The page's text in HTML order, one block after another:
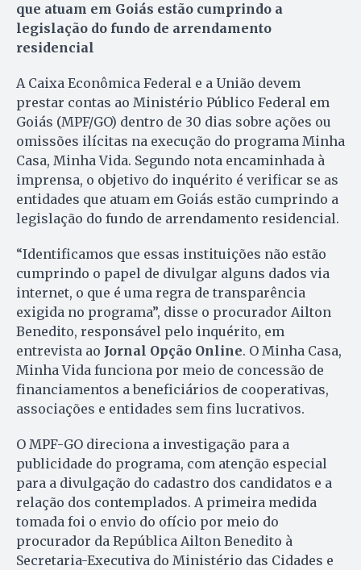
que atuam em Goiás estão cumprindo a
legislação do fundo de arrendamento
residencial
A Caixa Econômica Federal e a União devem
prestar contas ao Ministério Público Federal em
Goiás (MPF/GO) dentro de 30 dias sobre ações ou
omissões ilícitas na execução do programa Minha
Casa, Minha Vida. Segundo nota encaminhada à
imprensa, o objetivo do inquérito é verificar se as
entidades que atuam em Goiás estão cumprindo a
legislação do fundo de arrendamento residencial.
“Identificamos que essas instituições não estão
cumprindo o papel de divulgar alguns dados via
internet, o que é uma regra de transparência
exigida no programa”, disse o procurador Ailton
Benedito, responsável pelo inquérito, em
entrevista ao Jornal Opção Online. O Minha Casa,
Minha Vida funciona por meio de concessão de
financiamentos a beneficiários de cooperativas,
associações e entidades sem fins lucrativos.
O MPF-GO direciona a investigação para a
publicidade do programa, com atenção especial
para a divulgação do cadastro dos candidatos e a
relação dos contemplados. A primeira medida
tomada foi o envio do ofício por meio do
procurador da República Ailton Benedito à
Secretaria-Executiva do Ministério das Cidades e